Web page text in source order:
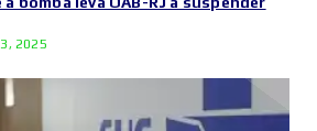
2025